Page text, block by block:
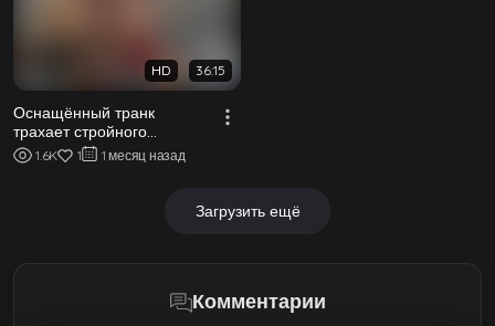
HD 36:15
Оснащённый транк
трахает стройного
приятеля без резинки в
мотеле
1.6K 1 1 месяц назад
Загрузить ещё
Комментарии